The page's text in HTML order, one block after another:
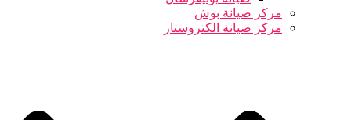
مركز صيانة بوش
مركز صيانة الكتروستار